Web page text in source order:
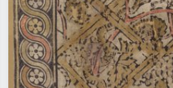
Sternennacht, Impressionismus, Welle
Hokusai, Akt.